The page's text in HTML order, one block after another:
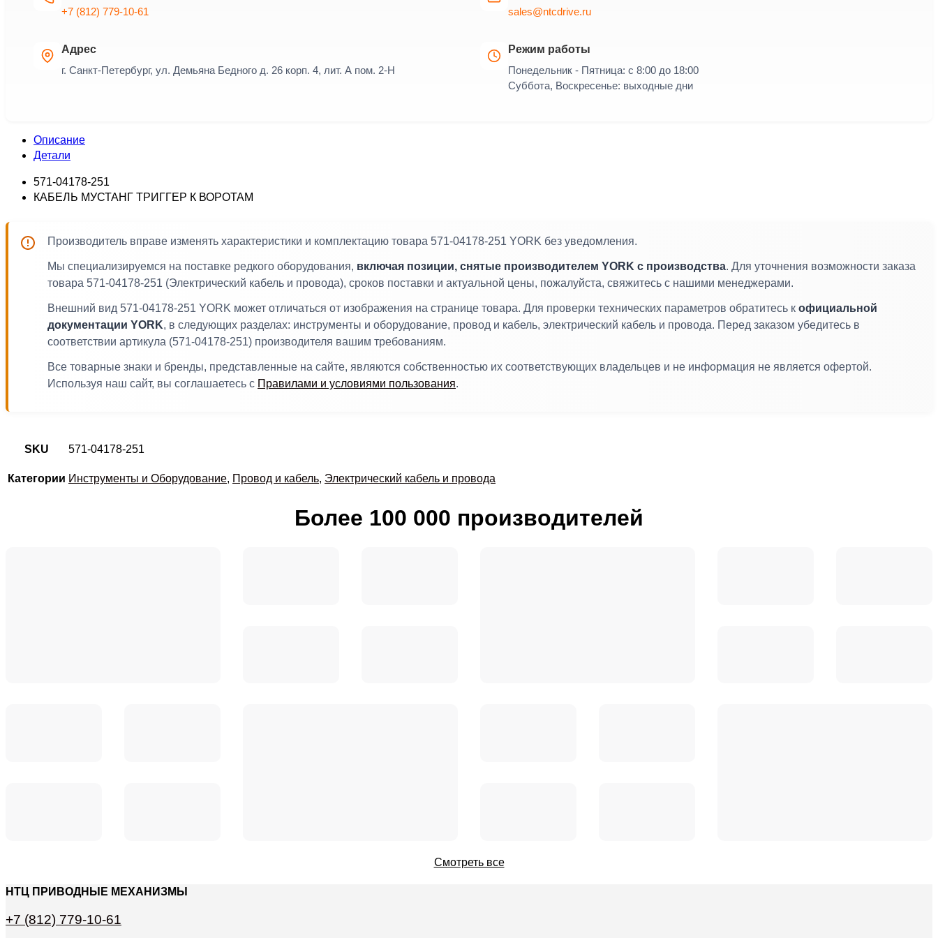
+7 (812) 779-10-61
sales@ntcdrive.ru
Адрес
г. Санкт-Петербург, ул. Демьяна Бедного д. 26 корп. 4, лит. А пом. 2-Н
Режим работы
Понедельник - Пятница: с 8:00 до 18:00
Суббота, Воскресенье: выходные дни
Описание
Детали
571-04178-251
КАБЕЛЬ МУСТАНГ ТРИГГЕР К ВОРОТАМ
Производитель вправе изменять характеристики и комплектацию товара 571-04178-251 YORK без уведомления.
Мы специализируемся на поставке редкого оборудования, включая позиции, снятые производителем YORK с производства. Для уточнения возможности заказа
товара 571-04178-251 (Электрический кабель и провода), сроков поставки и актуальной цены, пожалуйста, свяжитесь с нашими менеджерами.
Внешний вид 571-04178-251 YORK может отличаться от изображения на странице товара. Для проверки технических параметров обратитесь к официальной
документации YORK, в следующих разделах: инструменты и оборудование, провод и кабель, электрический кабель и провода. Перед заказом убедитесь в
соответствии артикула (571-04178-251) производителя вашим требованиям.
Все товарные знаки и бренды, представленные на сайте, являются собственностью их соответствующих владельцев и не информация не является офертой.
Используя наш сайт, вы соглашаетесь с Правилами и условиями пользования.
SKU 571-04178-251
Категории Инструменты и Оборудование, Провод и кабель, Электрический кабель и провода
Более 100 000 производителей
Смотреть все
НТЦ ПРИВОДНЫЕ МЕХАНИЗМЫ
+7 (812) 779-10-61